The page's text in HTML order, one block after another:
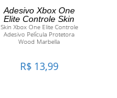
ADICIONAR AO
CARRINHO
Adesivo Xbox One
Elite Controle Skin
Skin Xbox One Elite Controle
Adesivo Película Protetora
Wood Marbella
R$ 13,99